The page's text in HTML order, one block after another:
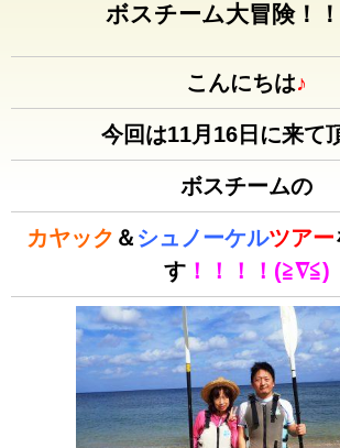
ボスチーム大冒険！！
こんにちは♪
今回は11月16日に来て
ボスチームの
カヤック ＆ シュノーケルツアー
す！！！！(≧∇≦)